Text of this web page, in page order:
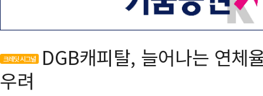
크레딧 시그널
DGB캐피탈, 늘어나는 연체
우려